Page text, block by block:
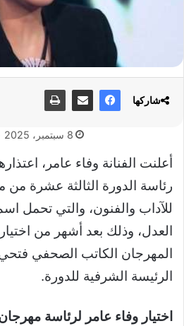
8 سبتمبر، 2025
أعلنت الفنانة وفاء عامر،
رئاسة الدورة الثالثة عشرة
للآداب والفنون، والتي تحمل
العدل، وذلك بعد أشهر من
المهرجان الكاتب الصحفي
الرئيسة الشرفية للدورة.
اختيار وفاء عامر لرئاسة
شاركها